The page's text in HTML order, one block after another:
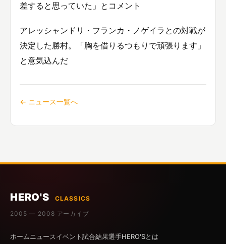
差すると思っていた」とコメント
アレッシャンドリ・フランカ・ノゲイラとの対戦が
決定した勝村。「胸を借りるつもりで頑張ります」
と意気込んだ
← ニュース一覧へ
HERO'S
CLASSICS
2005 — 2008 アーカイブ
ホームニュースイベント試合結果選手HERO'Sとは